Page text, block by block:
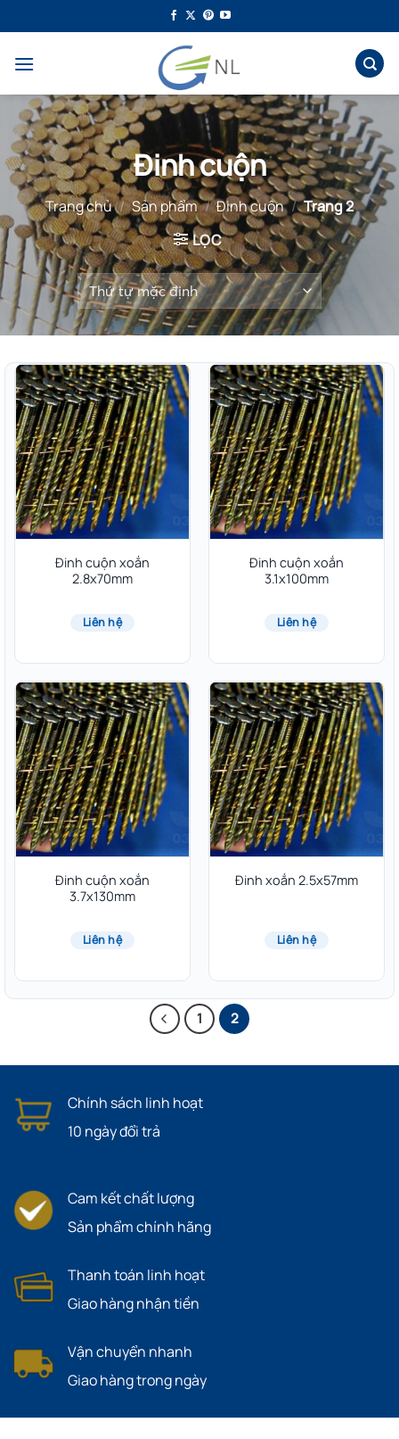
qua
dung
Đinh cuộn
Trang chủ / Sản phẩm / Đinh cuộn / Trang 2
LỌC
Đinh cuộn xoắn
2.8x70mm
Liên hệ
Đinh cuộn xoắn
3.1x100mm
Liên hệ
Đinh cuộn xoắn
3.7x130mm
Liên hệ
Đinh xoắn 2.5x57mm
Liên hệ
1 2
Chính sách linh hoạt
10 ngày đổi trả
Cam kết chất lượng
Sản phẩm chính hãng
Thanh toán linh hoạt
Giao hàng nhận tiền
Vận chuyển nhanh
Giao hàng trong ngày